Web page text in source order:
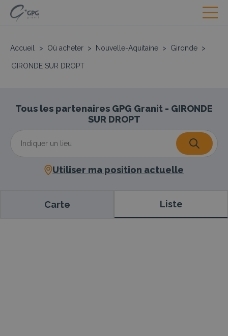
Accueil > Où acheter > Nouvelle-Aquitaine > Gironde >
GIRONDE SUR DROPT
Tous les partenaires GPG Granit - GIRONDE
SUR DROPT
Utiliser ma position actuelle
Carte Liste